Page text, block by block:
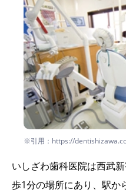
※引用：https://
いしざわ歯科医院は西武
歩1分の場所にあり、駅か